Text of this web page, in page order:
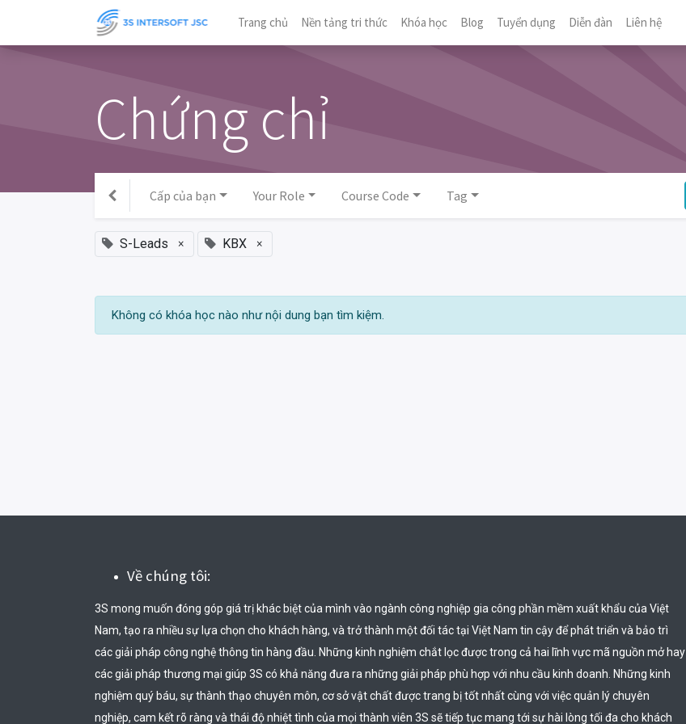
Trang chủ Nền tảng tri thức Khóa học Blog Tuyển dụng Diễn đàn Liên hệ
Chứng chỉ
Cấp của bạn Your Role Course Code Tag
S-Leads × KBX ×
Không có khóa học nào như nội dung bạn tìm kiệm.
Về chúng tôi:
3S mong muốn đóng góp giá trị khác biệt của mình vào ngành công nghiệp gia công phần mềm xuất khẩu của Việt
Nam, tạo ra nhiều sự lựa chọn cho khách hàng, và trở thành một đối tác tại Việt Nam tin cậy để phát triển và bảo trì
các giải pháp công nghệ thông tin hàng đầu. Những kinh nghiệm chắt lọc được trong cả hai lĩnh vực mã nguồn mở hay
các giải pháp thương mại giúp 3S có khả năng đưa ra những giải pháp phù hợp với nhu cầu kinh doanh. Những kinh
nghiệm quý báu, sự thành thạo chuyên môn, cơ sở vật chất được trang bị tốt nhất cùng với việc quản lý chuyên
nghiệp, cam kết rõ ràng và thái độ nhiệt tình của mọi thành viên 3S sẽ tiếp tục mang tới sự hài lòng tối đa cho khách